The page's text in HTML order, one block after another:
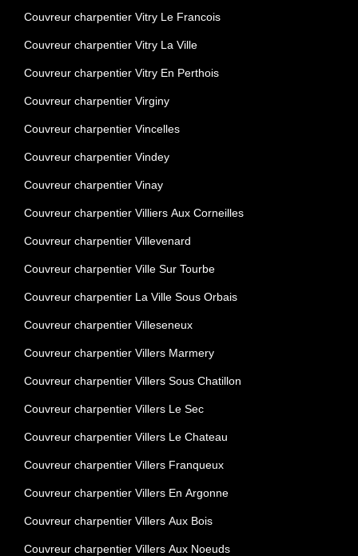
Couvreur charpentier Vitry Le Francois
Couvreur charpentier Vitry La Ville
Couvreur charpentier Vitry En Perthois
Couvreur charpentier Virginy
Couvreur charpentier Vincelles
Couvreur charpentier Vindey
Couvreur charpentier Vinay
Couvreur charpentier Villiers Aux Corneilles
Couvreur charpentier Villevenard
Couvreur charpentier Ville Sur Tourbe
Couvreur charpentier La Ville Sous Orbais
Couvreur charpentier Villeseneux
Couvreur charpentier Villers Marmery
Couvreur charpentier Villers Sous Chatillon
Couvreur charpentier Villers Le Sec
Couvreur charpentier Villers Le Chateau
Couvreur charpentier Villers Franqueux
Couvreur charpentier Villers En Argonne
Couvreur charpentier Villers Aux Bois
Couvreur charpentier Villers Aux Noeuds